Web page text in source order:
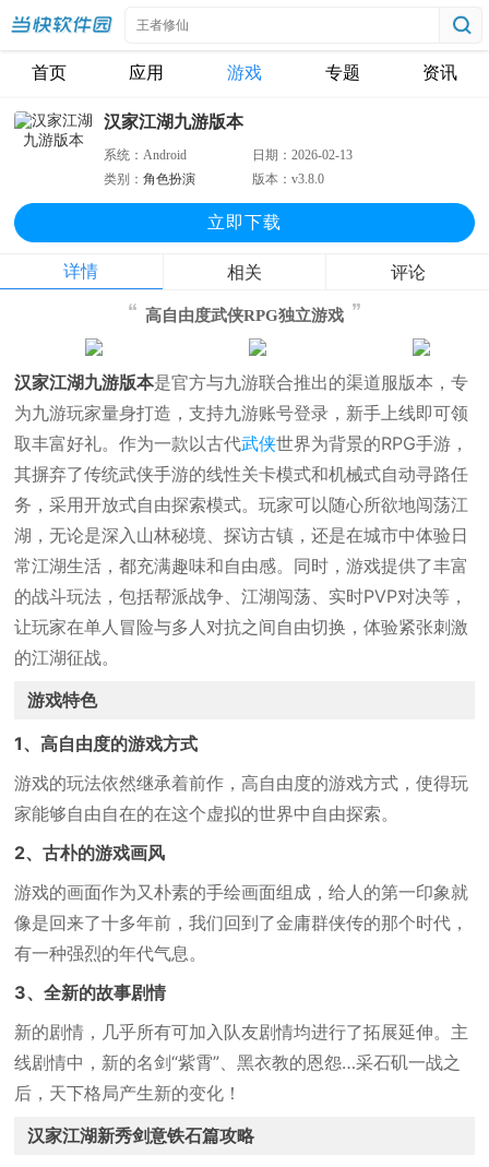
首页 应用 游戏 专题 资讯
汉家江湖九游版本
系统：Android 日期：2026-02-13
类别：角色扮演 版本：v3.8.0
立即下载
详情 相关 评论
高自由度武侠RPG独立游戏
汉家江湖九游版本是官方与九游联合推出的渠道服版本，专
为九游玩家量身打造，支持九游账号登录，新手上线即可领
取丰富好礼。作为一款以古代武侠世界为背景的RPG手游，
其摒弃了传统武侠手游的线性关卡模式和机械式自动寻路任
务，采用开放式自由探索模式。玩家可以随心所欲地闯荡江
湖，无论是深入山林秘境、探访古镇，还是在城市中体验日
常江湖生活，都充满趣味和自由感。同时，游戏提供了丰富
的战斗玩法，包括帮派战争、江湖闯荡、实时PVP对决等，
让玩家在单人冒险与多人对抗之间自由切换，体验紧张刺激
的江湖征战。
游戏特色
1、高自由度的游戏方式
游戏的玩法依然继承着前作，高自由度的游戏方式，使得玩
家能够自由自在的在这个虚拟的世界中自由探索。
2、古朴的游戏画风
游戏的画面作为又朴素的手绘画面组成，给人的第一印象就
像是回来了十多年前，我们回到了金庸群侠传的那个时代，
有一种强烈的年代气息。
3、全新的故事剧情
新的剧情，几乎所有可加入队友剧情均进行了拓展延伸。主
线剧情中，新的名剑“紫霄”、黑衣教的恩怨…采石矶一战之
后，天下格局产生新的变化！
汉家江湖新秀剑意铁石篇攻略